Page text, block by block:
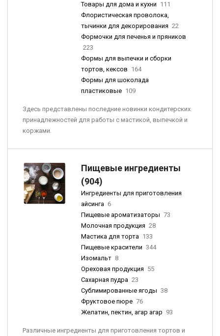
Товары для дома и кухни 111
Флористическая проволока,
тычинки для декорирования 22
Формочки для печенья и пряников
223
Формы для выпечки и сборки
тортов, кексов 164
Формы для шоколада
пластиковые 109
Здесь представлены последние новинки кондитерских
принадлежностей для работы с мастикой, выпечкой и
коржами.
Пищевые ингредиенты
(904)
Ингредиенты для приготовления
айсинга 6
Пищевые ароматизаторы 73
Молочная продукция 28
Мастика для торта 133
Пищевые красители 344
Изомальт 8
Ореховая продукция 55
Сахарная пудра 23
Сублимированные ягоды 38
Фруктовое пюре 76
Желатин, пектин, агар агар 93
Различные ингредиенты для приготовления тортов и